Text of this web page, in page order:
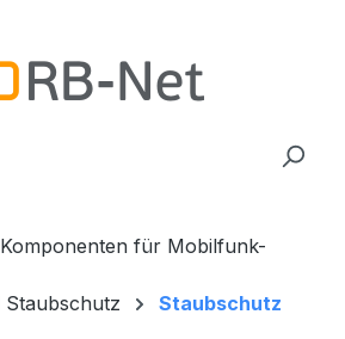
für Mobilfunk-
Staubschutz